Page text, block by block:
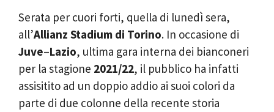
Serata per cuori forti, quella di lunedì sera,
all’Allianz Stadium di Torino. In occasione di
Juve–Lazio, ultima gara interna dei bianconeri
per la stagione 2021/22, il pubblico ha infatti
assisitito ad un doppio addio ai suoi colori da
parte di due colonne della recente storia